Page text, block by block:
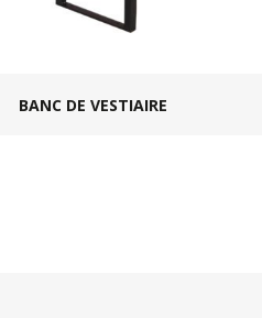
BANC DE VESTIAIRE